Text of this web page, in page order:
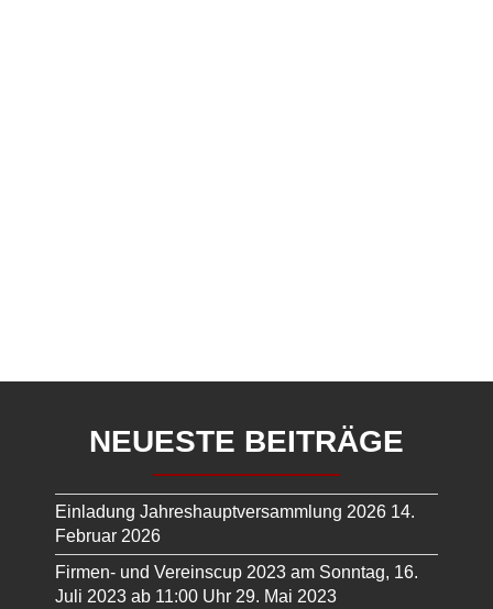
NEUESTE BEITRÄGE
Einladung Jahreshauptversammlung 2026 14.
Februar 2026
Firmen- und Vereinscup 2023 am Sonntag, 16.
Juli 2023 ab 11:00 Uhr 29. Mai 2023